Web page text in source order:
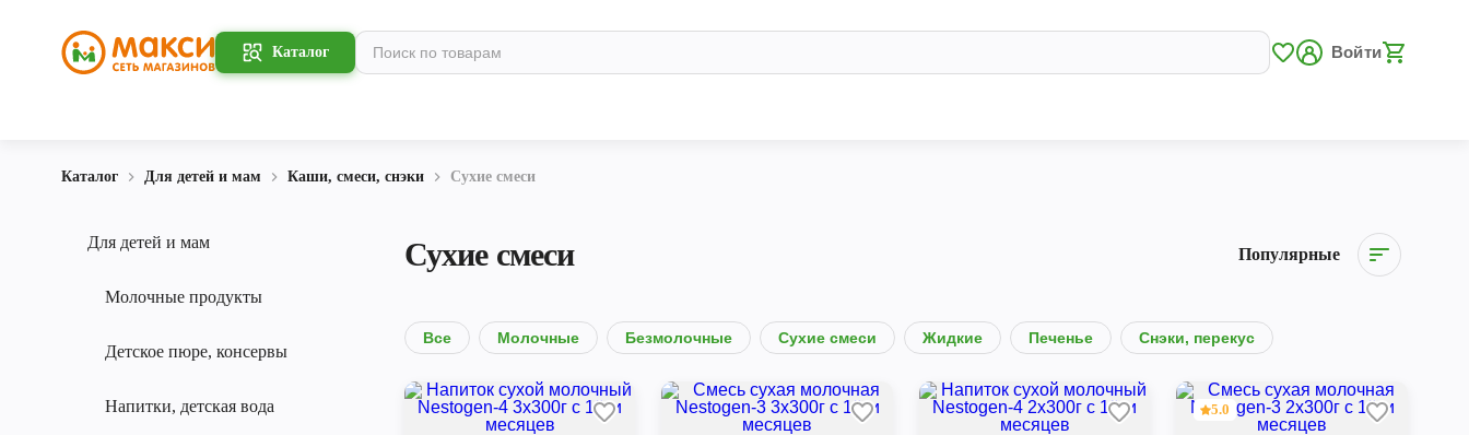
Каталог Войти
Каталог Для детей и мам Каши, смеси, снэки Сухие смеси
Для детей и мам
Молочные продукты
Детское пюре, консервы
Напитки, детская вода
Сухие смеси Популярные
Все Молочные Безмолочные Сухие смеси Жидкие Печенье Снэки, перекус
5.0